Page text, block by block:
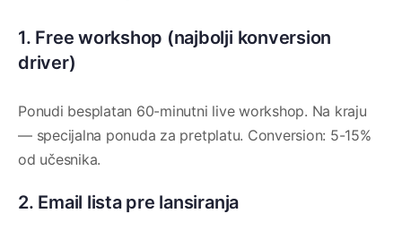
1. Free workshop (najbolji konversion
driver)
Ponudi besplatan 60-minutni live workshop. Na kraju
— specijalna ponuda za pretplatu. Conversion: 5-15%
od učesnika.
2. Email lista pre lansiranja